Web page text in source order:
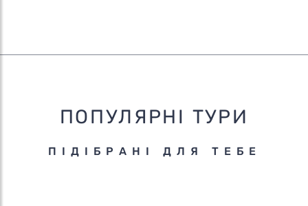
ПОПУЛЯРНІ ТУРИ
ПІДІБРАНІ ДЛЯ ТЕБЕ